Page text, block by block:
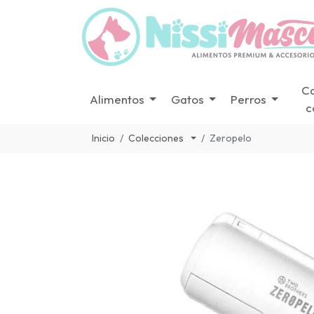
Alimentos Gatos Perros
Inicio Colecciones Zeropelo